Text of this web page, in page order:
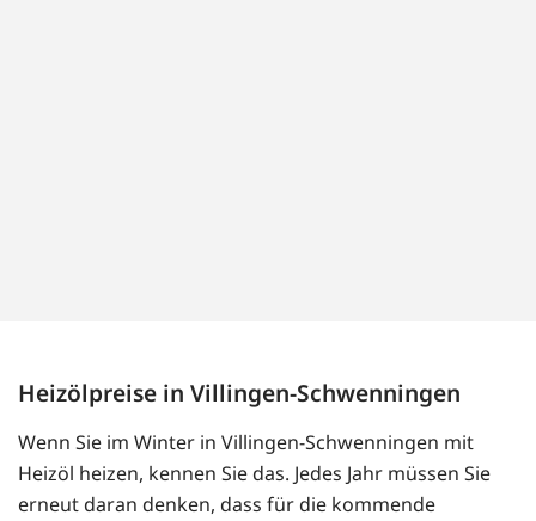
Heizölpreise in Villingen-Schwenningen
Wenn Sie im Winter in Villingen-Schwenningen mit
Heizöl heizen, kennen Sie das. Jedes Jahr müssen Sie
erneut daran denken, dass für die kommende